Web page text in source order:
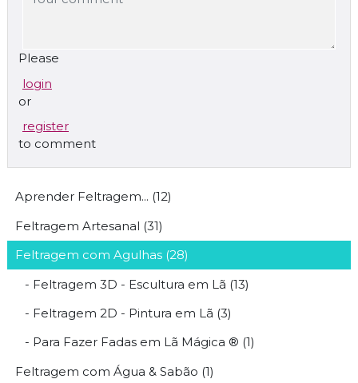
e ministrei várias formações especializadas no âmbito
daFeltragem Artesanal
Actualmente sou
marcas nacionais ligadas à Feltragem Artesanal,
Feltro® e
Please
login
or
register
to comment
Aprender Feltragem... (12)
Feltragem Artesanal (31)
Feltragem com Agulhas (28)
- Feltragem 3D - Escultura em Lã (13)
- Feltragem 2D - Pintura em Lã (3)
- Para Fazer Fadas em Lã Mágica ® (1)
Feltragem com Água & Sabão (1)